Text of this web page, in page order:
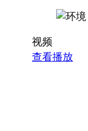
视频
查看播放